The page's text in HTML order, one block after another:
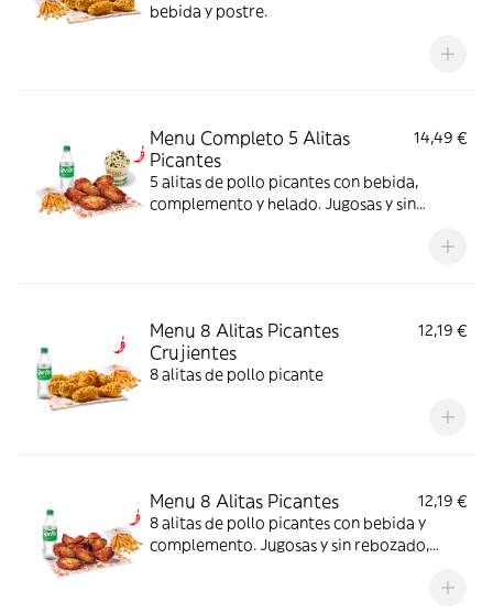
bebida y postre.
Menu Completo 5 Alitas
Picantes
14,49 €
5 alitas de pollo picantes con bebida,
complemento y helado. Jugosas y sin
Menu 8 Alitas Picantes
Crujientes
12,19 €
8 alitas de pollo picante
Menu 8 Alitas Picantes
12,19 €
8 alitas de pollo picantes con bebida y
complemento. Jugosas y sin rebozado,